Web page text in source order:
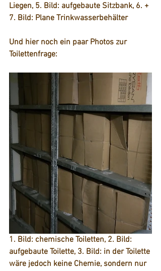
Liegen, 5. Bild: aufgebaute Sitzbank, 6. +
7. Bild: Plane Trinkwasserbehälter
Und hier noch ein paar Photos zur
Toilettenfrage:
1. Bild: chemische Toiletten, 2. Bild:
aufgebaute Toilette, 3. Bild: in der Toilette
wäre jedoch keine Chemie, sondern nur